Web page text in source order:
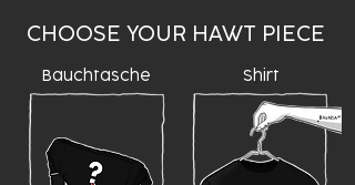
CHOOSE YOUR HAWT PIECE
Bauchtasche Shirt